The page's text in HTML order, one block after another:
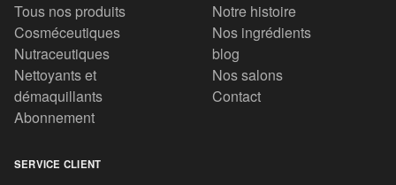
Tous nos produits
Cosméceutiques
Nutraceutiques
Nettoyants et
démaquillants
Abonnement
Notre histoire
Nos ingrédients
blog
Nos salons
Contact
SERVICE CLIENT